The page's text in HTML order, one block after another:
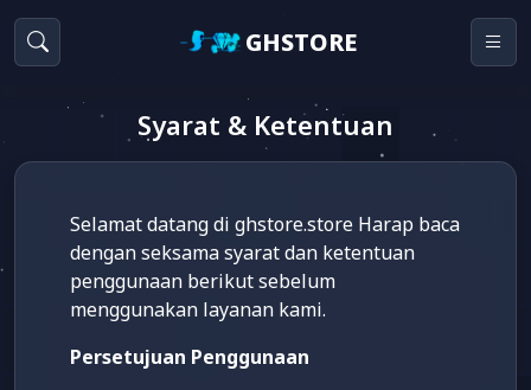
GHSTORE
Syarat & Ketentuan
Selamat datang di ghstore.store Harap baca
dengan seksama syarat dan ketentuan
penggunaan berikut sebelum
menggunakan layanan kami.
Persetujuan Penggunaan